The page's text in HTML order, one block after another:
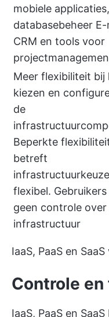
mobiele applicaties,
databasebeheer E-
CRM en tools voor
Meer flexibiliteit bij
kiezen en
de
Beperkte
betreft
flexibel.
geen controle over
infrastructuur
IaaS, PaaS en
Controle
IaaS, PaaS en